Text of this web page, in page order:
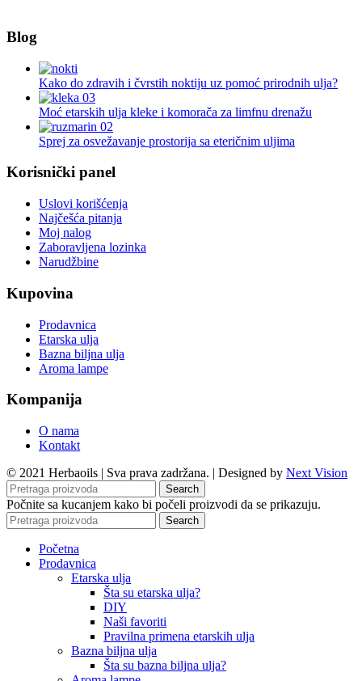
Blog
Kako do zdravih i čvrstih noktiju uz pomoć prirodnih ulja?
Moć etarskih ulja kleke i komorača za limfnu drenažu
Sprej za osvežavanje prostorija sa eteričnim uljima
Korisnički panel
Uslovi korišćenja
Najčešća pitanja
Moj nalog
Zaboravljena lozinka
Narudžbine
Kupovina
Prodavnica
Etarska ulja
Bazna biljna ulja
Aroma lampe
Kompanija
O nama
Kontakt
© 2021 Herbaoils | Sva prava zadržana. | Designed by Next Vision
Search
Počnite sa kucanjem kako bi počeli proizvodi da se prikazuju.
Search
Početna
Prodavnica
Etarska ulja
Šta su etarska ulja?
DIY
Naši favoriti
Pravilna primena etarskih ulja
Bazna biljna ulja
Šta su bazna biljna ulja?